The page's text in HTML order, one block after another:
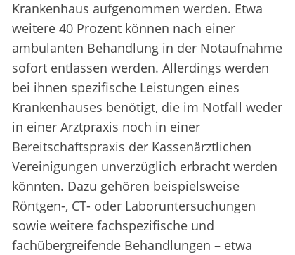
Krankenhaus aufgenommen werden. Etwa
weitere 40 Prozent können nach einer
ambulanten Behandlung in der Notaufnahme
sofort entlassen werden. Allerdings werden
bei ihnen spezifische Leistungen eines
Krankenhauses benötigt, die im Notfall weder
in einer Arztpraxis noch in einer
Bereitschaftspraxis der Kassenärztlichen
Vereinigungen unverzüglich erbracht werden
könnten. Dazu gehören beispielsweise
Röntgen-, CT- oder Laboruntersuchungen
sowie weitere fachspezifische und
fachübergreifende Behandlungen – etwa